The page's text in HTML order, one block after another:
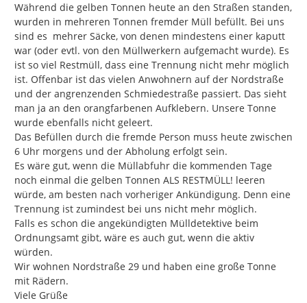
Während die gelben Tonnen heute an den Straßen standen,
wurden in mehreren Tonnen fremder Müll befüllt. Bei uns
sind es  mehrer Säcke, von denen mindestens einer kaputt
war (oder evtl. von den Müllwerkern aufgemacht wurde). Es
ist so viel Restmüll, dass eine Trennung nicht mehr möglich
ist. Offenbar ist das vielen Anwohnern auf der Nordstraße
und der angrenzenden Schmiedestraße passiert. Das sieht
man ja an den orangfarbenen Aufklebern. Unsere Tonne
wurde ebenfalls nicht geleert.
Das Befüllen durch die fremde Person muss heute zwischen
6 Uhr morgens und der Abholung erfolgt sein.
Es wäre gut, wenn die Müllabfuhr die kommenden Tage
noch einmal die gelben Tonnen ALS RESTMÜLL! leeren
würde, am besten nach vorheriger Ankündigung. Denn eine
Trennung ist zumindest bei uns nicht mehr möglich.
Falls es schon die angekündigten Mülldetektive beim
Ordnungsamt gibt, wäre es auch gut, wenn die aktiv
würden.
Wir wohnen Nordstraße 29 und haben eine große Tonne
mit Rädern.
Viele Grüße